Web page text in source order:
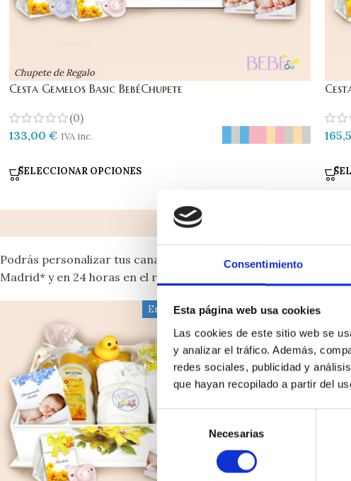
Consentimiento
Esta página web usa cookies
Las cookies de este sitio web se
y analizar el tráfico. Además,
redes sociales, publicidad y
que hayan recopilado a partir del
consentimiento
Necesarias
Chupete de Regalo
Cesta Gemelos Basic BebéChupete
(0)
133,00 € IVA inc.
SELECCIONAR OPCIONES
Podrás personalizar tus canastillas de bebé bordando prendas
Madrid* y en 24 horas en el resto de la Península. Además,
Envío Gratis 24h